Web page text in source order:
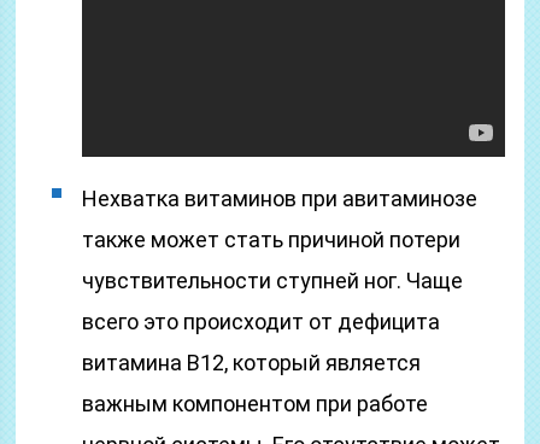
Нехватка витаминов при авитаминозе
также может стать причиной потери
чувствительности ступней ног. Чаще
всего это происходит от дефицита
витамина B12, который является
важным компонентом при работе